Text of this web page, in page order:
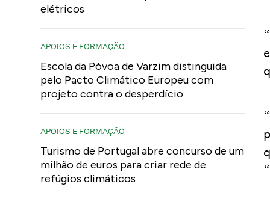
elétricos
APOIOS E FORMAÇÃO
Escola da Póvoa de Varzim distinguida
pelo Pacto Climático Europeu com
projeto contra o desperdício
APOIOS E FORMAÇÃO
Turismo de Portugal abre concurso de um
milhão de euros para criar rede de
refúgios climáticos